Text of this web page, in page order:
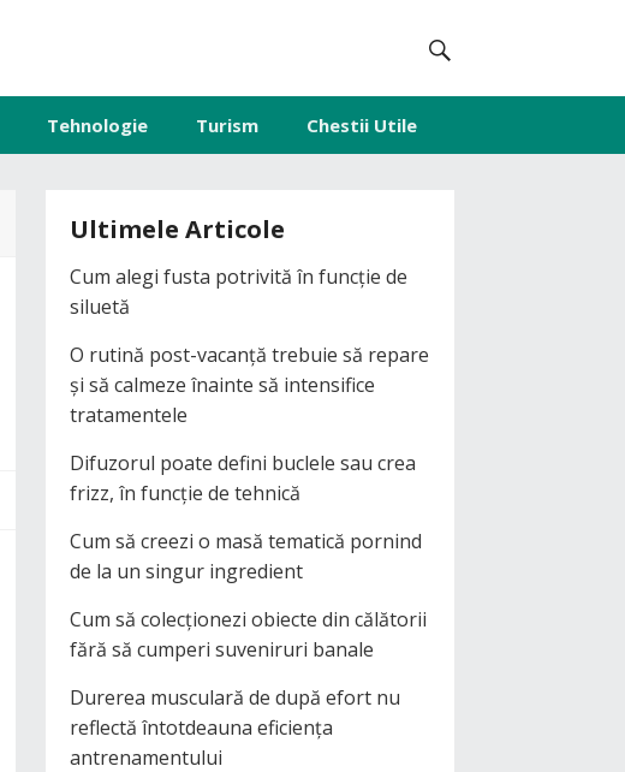
Tehnologie Turism Chestii Utile
Ultimele Articole
Cum alegi fusta potrivită în funcție de
siluetă
O rutină post-vacanță trebuie să repare
și să calmeze înainte să intensifice
tratamentele
Difuzorul poate defini buclele sau crea
frizz, în funcție de tehnică
Cum să creezi o masă tematică pornind
de la un singur ingredient
Cum să colecționezi obiecte din călătorii
fără să cumperi suveniruri banale
Durerea musculară de după efort nu
reflectă întotdeauna eficiența
antrenamentului